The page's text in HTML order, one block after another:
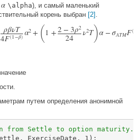
α \alpha), и самый маленький
корень выбран [2]
ρβνT
4F (1−β) α2 + (1 +2 −3ρ2
24 ν2T)α −σATMF(
путем определения анонимной
from Settle to option maturity.
ExerciseDate, 1);